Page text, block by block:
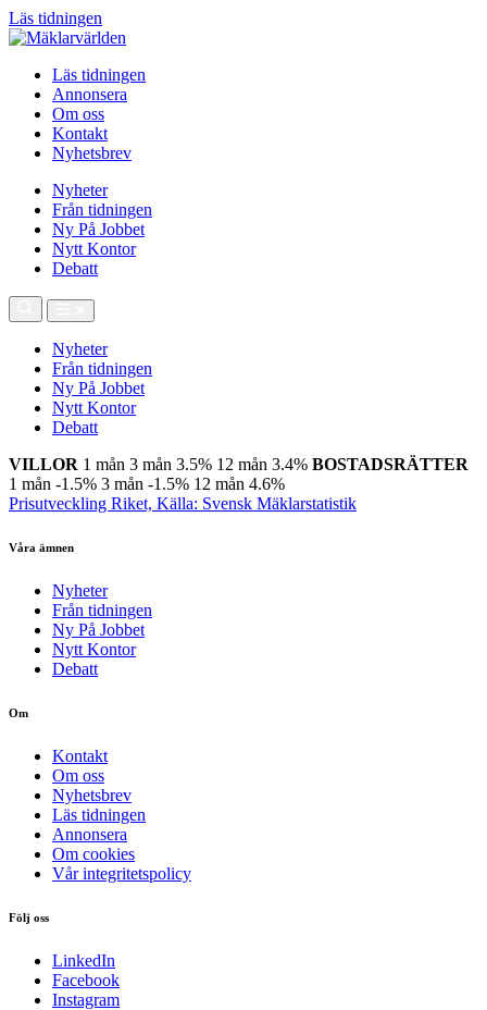
Läs tidningen
Läs tidningen
Annonsera
Om oss
Kontakt
Nyhetsbrev
Nyheter
Från tidningen
Ny På Jobbet
Nytt Kontor
Debatt
Nyheter
Från tidningen
Ny På Jobbet
Nytt Kontor
Debatt
VILLOR 1 mån 3 mån 3.5% 12 mån 3.4% BOSTADSRÄTTER
1 mån -1.5% 3 mån -1.5% 12 mån 4.6%
Prisutveckling Riket, Källa: Svensk Mäklarstatistik
Våra ämnen
Nyheter
Från tidningen
Ny På Jobbet
Nytt Kontor
Debatt
Om
Kontakt
Om oss
Nyhetsbrev
Läs tidningen
Annonsera
Om cookies
Vår integritetspolicy
Följ oss
LinkedIn
Facebook
Instagram